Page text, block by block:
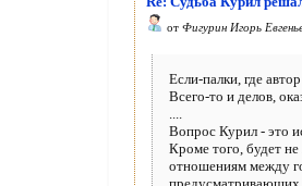
от Фигурин Игорь
Если-палки, где
Всего-то и делов,
....
Вопрос Курил - это
Кроме того, будет
отношениям между